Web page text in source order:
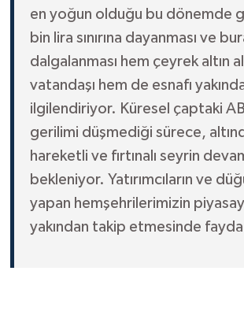
en yoğun olduğu bu dönemde
bin lira sınırına dayanması ve
dalgalanması hem çeyrek altın
vatandaşı hem de esnafı
ilgilendiriyor. Küresel çaptaki
gerilimi düşmediği sürece,
hareketli ve fırtınalı seyrin
bekleniyor. Yatırımcıların ve
yapan hemşehrilerimizin
yakından takip etmesinde